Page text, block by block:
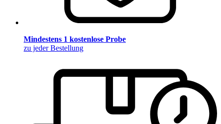
Mindestens 1 kostenlose Probe
zu jeder Bestellung